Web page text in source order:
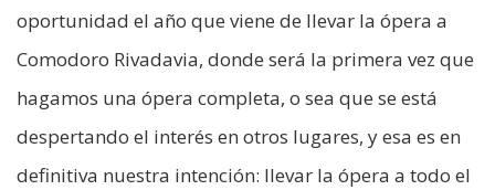
oportunidad el año que viene de llevar la ópera a
Comodoro Rivadavia, donde será la primera vez que
hagamos una ópera completa, o sea que se está
despertando el interés en otros lugares, y esa es en
definitiva nuestra intención: llevar la ópera a todo el